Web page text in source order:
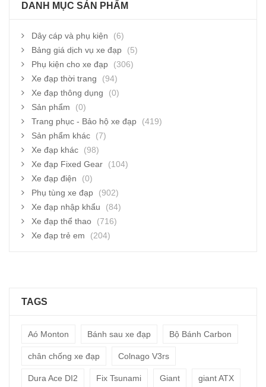
DANH MỤC SẢN PHẨM
Dây cáp và phụ kiện
(6)
Bảng giá dịch vụ xe đạp
(5)
Phụ kiện cho xe đạp
(306)
Xe đạp thời trang
(94)
Xe đạp thông dụng
(0)
Sản phẩm
(0)
Trang phục - Bảo hộ xe đạp
(419)
Sản phẩm khác
(7)
Xe đạp khác
(98)
Xe đạp Fixed Gear
(104)
Xe đạp điện
(0)
Phụ tùng xe đạp
(902)
Xe đạp nhập khẩu
(84)
Xe đạp thể thao
(716)
Xe đạp trẻ em
(204)
TAGS
Aó Monton Bánh sau xe đạp Bộ Bánh Carbon
chân chống xe đạp Colnago V3rs
Dura Ace DI2 Fix Tsunami Giant giant ATX